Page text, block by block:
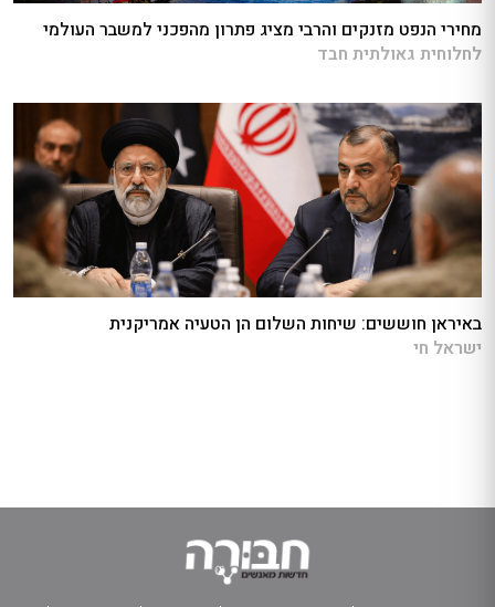
מחירי הנפט מזנקים והרבי מציג פתרון מהפכני למשבר העולמי
לחלוחית גאולתית חבד
באיראן חוששים: שיחות השלום הן הטעיה אמריקנית
ישראל חי